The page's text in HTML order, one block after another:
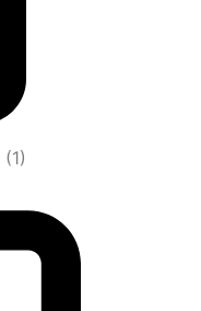
(1)